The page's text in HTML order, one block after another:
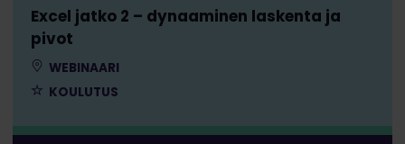
Excel jatko 2 – dynaaminen laskenta ja
pivot
WEBINAARI
KOULUTUS